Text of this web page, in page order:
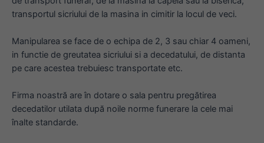
transportul sicriului de la masina in cimitir la locul de veci.
Manipularea se face de o echipa de 2, 3 sau chiar 4 oameni,
in functie de greutatea sicriului si a decedatului, de distanta
pe care acestea trebuiesc transportate etc.
Firma noastră are în dotare o sala pentru pregătirea
decedatilor utilata după noile norme funerare la cele mai
înalte standarde.